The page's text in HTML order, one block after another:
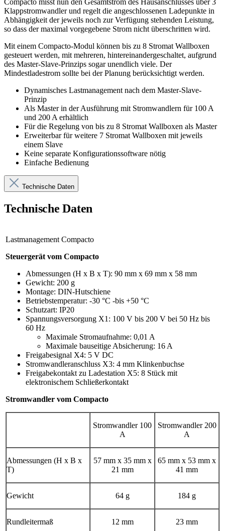
Klappstromwandler und regelt die angeschlossenen Ladepunkte in
Abhängigkeit der jeweils noch zur Verfügung stehenden Leistung,
so dass der maximal vorgegebene Strom nicht überschritten wird.
Mit einem Compacto-Modul können bis zu 8 Stromat Wallboxen
gesteuert werden, mit mehreren, hintereinandergeschaltet, aufgrund
des Master-Slave-Prinzips sogar unendlich viele. Der
Mindestladestrom sollte bei der Planung berücksichtigt werden.
Dynamisches Lastmanagement nach dem Master-Slave-
Prinzip
Als Master in der Ausführung mit Stromwandlern für 100 A
und 200 A erhältlich
Für die Regelung von bis zu 8 Stromat Wallboxen als Master
Erweiterbar für weitere 7 Stromat Wallboxen mit jeweils
einem Slave
Keine separate Konfigurationssoftware nötig
Einfache Bedienung
Technische Daten
Technische Daten
Lastmanagement Compacto
Steuergerät vom Compacto
Abmessungen (H x B x T): 90 mm x 69 mm x 58 mm
Gewicht: 200 g
Montage: DIN-Hutschiene
Betriebstemperatur: -30 °C -bis +50 °C
Schutzart: IP20
Spannungsversorgung X1: 100 V bis 200 V bei 50 Hz bis
60 Hz
Maximale Stromaufnahme: 0,01 A
Maximale bauseitige Absicherung: 16 A
Freigabesignal X4: 5 V DC
Stromwandleranschluss X3: 4 mm Klinkenbuchse
Freigabekontakt zu Ladestation X5: 8 Stück mit
elektronischem Schließerkontakt
Stromwandler vom Compacto
Stromwandler 100
A
Stromwandler 200
A
Abmessungen (H x B x
T)
57 mm x 35 mm x
21 mm
65 mm x 53 mm x
41 mm
Gewicht 64 g 184 g
Rundleitermaß 12 mm 23 mm